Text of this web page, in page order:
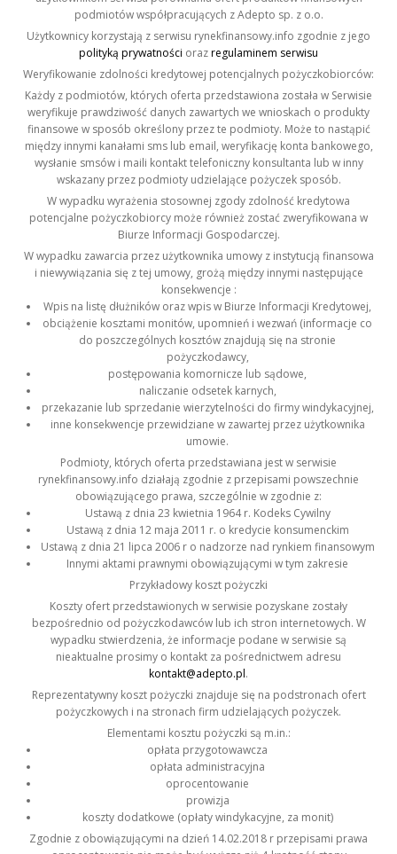
podmiotów współpracujących z Adepto sp. z o.o.
Użytkownicy korzystają z serwisu rynekfinansowy.info zgodnie z jego
polityką prywatności orazregulaminem serwisu
Weryfikowanie zdolności kredytowej potencjalnych pożyczkobiorców:
Każdy z podmiotów, których oferta przedstawiona została w Serwisie
weryfikuje prawdziwość danych zawartych we wnioskach o produkty
finansowe w sposób określony przez te podmioty. Może to nastąpić
między innymi kanałami sms lub email, weryfikację konta bankowego,
wysłanie smsów i maili kontakt telefoniczny konsultanta lub w inny
wskazany przez podmioty udzielające pożyczek sposób.
W wypadku wyrażenia stosownej zgody zdolność kredytowa
potencjalne pożyczkobiorcy może również zostać zweryfikowana w
Biurze Informacji Gospodarczej.
W wypadku zawarcia przez użytkownika umowy z instytucją finansowa
i niewywiązania się z tej umowy, grożą między innymi następujące
konsekwencje :
Wpis na listę dłużników oraz wpis w Biurze Informacji Kredytowej,
obciążenie kosztami monitów, upomnień i wezwań (informacje co
do poszczególnych kosztów znajdują się na stronie
pożyczkodawcy,
postępowania komornicze lub sądowe,
naliczanie odsetek karnych,
przekazanie lub sprzedanie wierzytelności do firmy windykacyjnej,
inne konsekwencje przewidziane w zawartej przez użytkownika
umowie.
Podmioty, których oferta przedstawiana jest w serwisie
rynekfinansowy.info działają zgodnie z przepisami powszechnie
obowiązującego prawa, szczególnie w zgodnie z:
Ustawą z dnia 23 kwietnia 1964 r. Kodeks Cywilny
Ustawą z dnia 12 maja 2011 r. o kredycie konsumenckim
Ustawą z dnia 21 lipca 2006 r o nadzorze nad rynkiem finansowym
Innymi aktami prawnymi obowiązującymi w tym zakresie
Przykładowy koszt pożyczki
Koszty ofert przedstawionych w serwisie pozyskane zostały
bezpośrednio od pożyczkodawców lub ich stron internetowych. W
wypadku stwierdzenia, że informacje podane w serwisie są
nieaktualne prosimy o kontakt za pośrednictwem adresu
kontakt@adepto.pl.
Reprezentatywny koszt pożyczki znajduje się na podstronach ofert
pożyczkowych i na stronach firm udzielających pożyczek.
Elementami kosztu pożyczki są m.in.:
opłata przygotowawcza
opłata administracyjna
oprocentowanie
prowizja
koszty dodatkowe (opłaty windykacyjne, za monit)
Zgodnie z obowiązującymi na dzień 14.02.2018 r przepisami prawa